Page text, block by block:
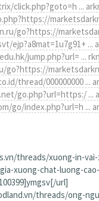
click.php?goto=h ...
go?https://
ejp?a8mat=1u7g91+ ...
jump.php?url= ...
go?https://
thread/000000000 ...
go.php?url=https:/ ...
go/index.php?url=h ...
threads/xuong-in-vai-
xuong-chat-luong-
url]
threads/ong-